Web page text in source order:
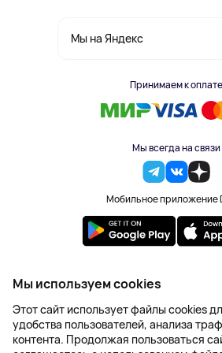
Мы на Яндекс
Принимаем к оплате
Мы всегда на связи
Мобильное приложение
2023-2026 © DoBuy. Все права
Правила обработки
Пользовательское
Оферта
Создание сайта –
Мы используем cookies
Этот сайт использует файлы cookies
удобства пользователей, анализа
контента. Продолжая пользоваться